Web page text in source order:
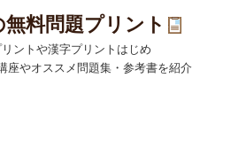
料問題プリント
ントや漢字プリントはじめ
座やオススメ問題集・参考書を紹介